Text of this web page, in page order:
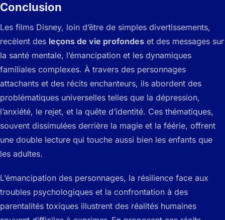
Conclusion
Les films Disney, loin d’être de simples divertissements,
recèlent des leçons de vie profondes et des messages sur
la santé mentale, l’émancipation et les dynamiques
familiales complexes. À travers des personnages
attachants et des récits enchanteurs, ils abordent des
problématiques universelles telles que la dépression,
l’anxiété, le rejet, et la quête d’identité. Ces thématiques,
souvent dissimulées derrière la magie et la féérie, offrent
une double lecture qui touche aussi bien les enfants que
les adultes.
L’émancipation des personnages, la résilience face aux
troubles psychologiques et la confrontation à des
parentalités toxiques illustrent des réalités humaines